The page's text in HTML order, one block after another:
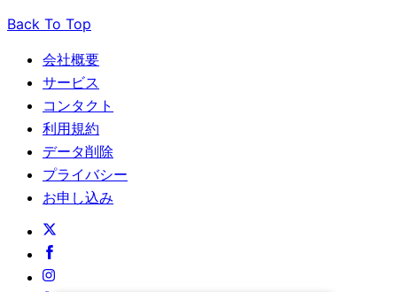
Back To Top
会社概要
サービス
コンタクト
利用規約
データ削除
プライバシー
お申し込み